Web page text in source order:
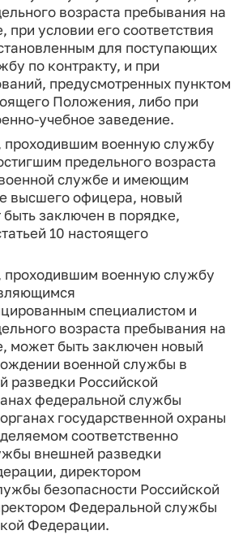
возраста пребывания на
при условии его соответствия
для поступающих
по контракту, и при
предусмотренных пунктом
Положения, либо при
учебное заведение.
проходившим военную службу
предельного возраста
службе и имеющим
высшего офицера, новый
заключен в порядке,
10 настоящего
проходившим военную службу
специалистом и
возраста пребывания на
может быть заключен новый
военной службы в
разведки Российской
федеральной службы
государственной охраны
соответственно
внешней разведки
директором
безопасности Российской
Федеральной службы
Федерации.